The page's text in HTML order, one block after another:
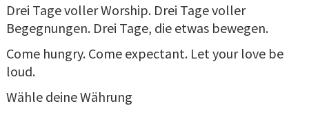
Drei Tage voller Worship. Drei Tage voller
Begegnungen. Drei Tage, die etwas bewegen.
Come hungry. Come expectant. Let your love be
loud.
Wähle deine Währung